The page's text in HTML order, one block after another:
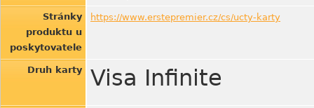
Stránky
produktu u
poskytovatele
https://www.erstepremier.cz/cs/ucty-karty
Druh karty Visa Infinite